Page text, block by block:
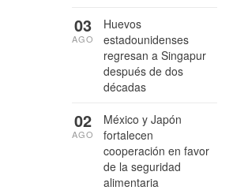
Huevos
estadounidenses
regresan a Singapur
después de dos
décadas
03
AGO
México y Japón
fortalecen
cooperación en favor
de la seguridad
alimentaria
02
AGO